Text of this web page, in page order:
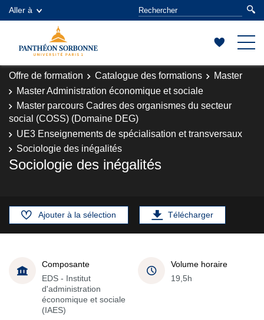
Aller à
Offre de formation Catalogue des formations
Master
Master Administration économique et sociale
Master parcours Cadres des organismes du secteur
social (COSS) (Domaine DEG)
UE3 Enseignements de spécialisation et transversaux
Sociologie des inégalités
Sociologie des inégalités
Ajouter à la sélection Télécharger
Composante
EDS - Institut
d'administration
économique et sociale
(IAES)
Volume horaire
19,5h